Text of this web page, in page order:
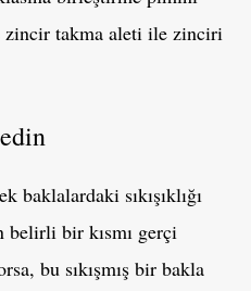
zincir takma aleti ile zinciri
baklalardaki sıkışıklığı
bir kısmı gerçi
bu sıkışmış bir bakla